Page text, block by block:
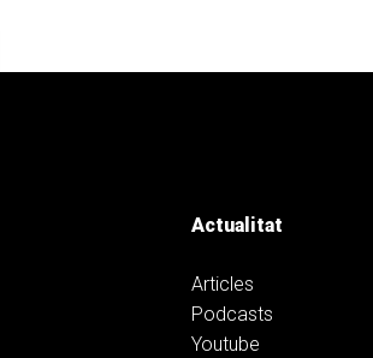
Actualitat
Articles
Podcasts
Youtube